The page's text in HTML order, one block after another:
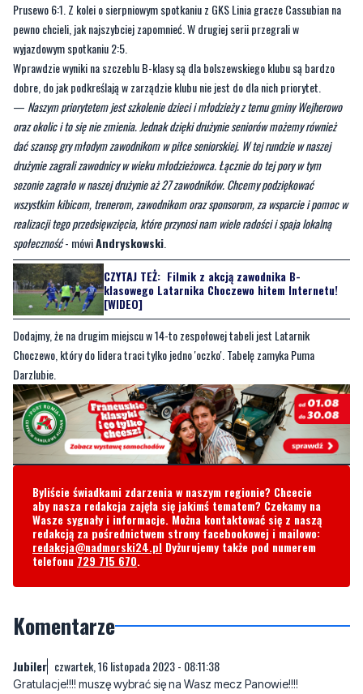
Prusewo 6:1. Z kolei o sierpniowym spotkaniu z GKS Linia gracze Cassubian na
pewno chcieli, jak najszybciej zapomnieć. W drugiej serii przegrali w
wyjazdowym spotkaniu 2:5.
Wprawdzie wyniki na szczeblu B-klasy są dla bolszewskiego klubu są bardzo
dobre, do jak podkreślają w zarządzie klubu nie jest do dla nich priorytet.
— Naszym priorytetem jest szkolenie dzieci i młodzieży z ternu gminy Wejherowo
oraz okolic i to się nie zmienia. Jednak dzięki drużynie seniorów możemy również
dać szansę gry młodym zawodnikom w piłce seniorskiej. W tej rundzie w naszej
drużynie zagrali zawodnicy w wieku młodzieżowca. Łącznie do tej pory w tym
sezonie zagrało w naszej drużynie aż 27 zawodników. Chcemy podziękować
wszystkim kibicom, trenerom, zawodnikom oraz sponsorom, za wsparcie i pomoc w
realizacji tego przedsięwzięcia, które przynosi nam wiele radości i spaja lokalną
społeczność- mówiAndryskowski
CZYTAJ TEŻ: Filmik z akcją zawodnika B-
klasowego Latarnika Choczewo hitem Internetu!
[WIDEO]
Dodajmy, że na drugim miejscu w 14-to zespołowej tabeli jest Latarnik
Choczewo, który do lidera traci tylko jedno 'oczko'. Tabelę zamyka Puma
Darzlubie.
Byliście świadkami zdarzenia w naszym regionie? Chcecie
aby nasza redakcja zajęła się jakimś tematem? Czekamy na
Wasze sygnały i informacje. Można kontaktować się z naszą
redakcją za pośrednictwem strony facebookowej i mailowo:
redakcja@nadmorski24.pl Dyżurujemy także pod numerem
telefonu 729 715 670.
Komentarze
Jubiler czwartek, 16 listopada 2023 - 08:11:38
Gratulacje!!!! muszę wybrać się na Wasz mecz Panowie!!!!